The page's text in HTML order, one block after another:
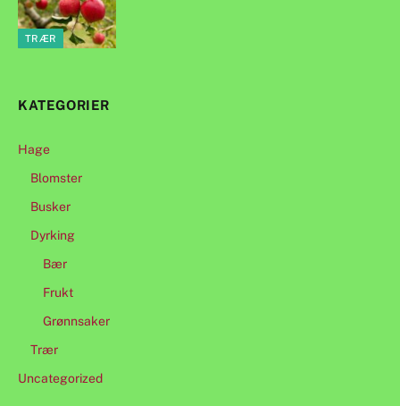
TRÆR
KATEGORIER
Hage
Blomster
Busker
Dyrking
Bær
Frukt
Grønnsaker
Trær
Uncategorized